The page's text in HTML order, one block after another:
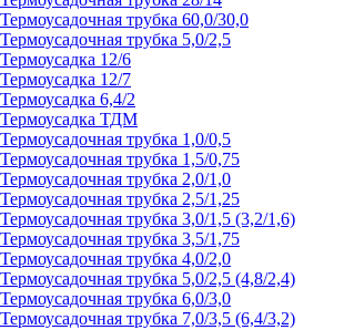
Термоусадочная трубка 60,0/30,0
Термоусадочная трубка 5,0/2,5
Термоусадка 12/6
Термоусадка 12/7
Термоусадка 6,4/2
Термоусадка ТДМ
Термоусадочная трубка 1,0/0,5
Термоусадочная трубка 1,5/0,75
Термоусадочная трубка 2,0/1,0
Термоусадочная трубка 2,5/1,25
Термоусадочная трубка 3,0/1,5 (3,2/1,6)
Термоусадочная трубка 3,5/1,75
Термоусадочная трубка 4,0/2,0
Термоусадочная трубка 5,0/2,5 (4,8/2,4)
Термоусадочная трубка 6,0/3,0
Термоусадочная трубка 7,0/3,5 (6,4/3,2)